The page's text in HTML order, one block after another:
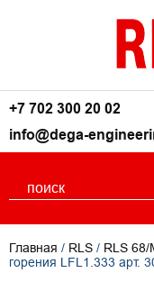
+7 702 300 20 02
info@dega-
Главная / RLS / RLS 68/
горения LFL1.333 арт.